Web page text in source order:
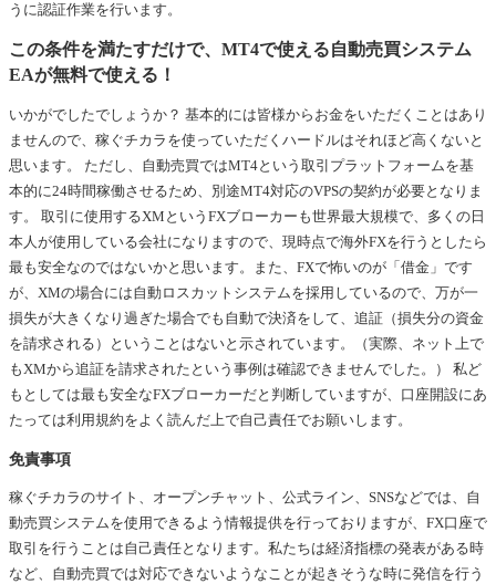
うに認証作業を行います。
この条件を満たすだけで、MT4で使える自動売買システム
EAが無料で使える！
いかがでしたでしょうか？ 基本的には皆様からお金をいただくことはあり
ませんので、稼ぐチカラを使っていただくハードルはそれほど高くないと
思います。 ただし、自動売買ではMT4という取引プラットフォームを基
本的に24時間稼働させるため、別途MT4対応のVPSの契約が必要となりま
す。 取引に使用するXMというFXブローカーも世界最大規模で、多くの日
本人が使用している会社になりますので、現時点で海外FXを行うとしたら
最も安全なのではないかと思います。また、FXで怖いのが「借金」です
が、XMの場合には自動ロスカットシステムを採用しているので、万が一
損失が大きくなり過ぎた場合でも自動で決済をして、追証（損失分の資金
を請求される）ということはないと示されています。（実際、ネット上で
もXMから追証を請求されたという事例は確認できませんでした。） 私ど
もとしては最も安全なFXブローカーだと判断していますが、口座開設にあ
たっては利用規約をよく読んだ上で自己責任でお願いします。
免責事項
稼ぐチカラのサイト、オープンチャット、公式ライン、SNSなどでは、自
動売買システムを使用できるよう情報提供を行っておりますが、FX口座で
取引を行うことは自己責任となります。私たちは経済指標の発表がある時
など、自動売買では対応できないようなことが起きそうな時に発信を行う